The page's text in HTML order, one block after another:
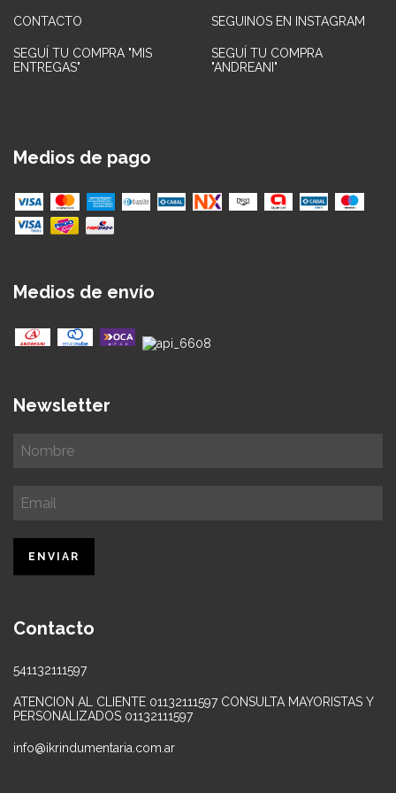
CONTACTO SEGUINOS EN INSTAGRAM
SEGUÍ TU COMPRA "MIS
ENTREGAS"
SEGUÍ TU COMPRA
"ANDREANI"
Medios de pago
Medios de envío
Newsletter
Contacto
541132111597
ATENCION AL CLIENTE 01132111597 CONSULTA MAYORISTAS Y
PERSONALIZADOS 01132111597
info@ikrindumentaria.com.ar